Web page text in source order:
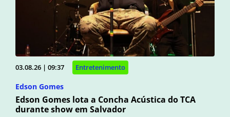
03.08.26 | 09:37 Entretenimento
Edson Gomes
Edson Gomes lota a Concha Acústica do TCA
durante show em Salvador